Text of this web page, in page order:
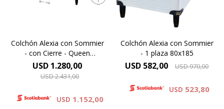
Colchón Alexia con Sommier
- con Cierre - Queen
160x200
USD 1.280,00
USD2.431,00
USD 1.152,00
sommier.
Colchón Alexia con Sommier
- 1 plaza 80x185
USD 582,00 USD970,00
USD 523,80